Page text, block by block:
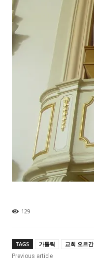
129
TAGS 가톨릭 교회 오르간
Previous article